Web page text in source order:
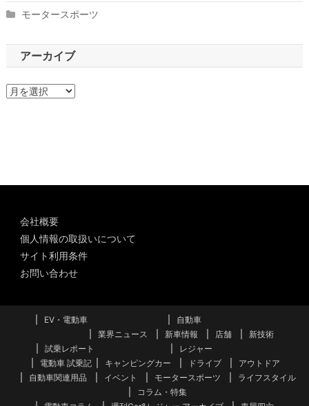
モータースポーツ
アーカイブ
ア
会社概要
個人情報の取扱いについて
サイト利用条件
お問い合わせ
EV・電動車
自動車
業界ニュース
新車情報 店舗
新技術
試乗レポート
電動車 試乗記
レジャー
キャンピングカー
ドライブ
アウトドア
自動車関連用品
イベント モータースポーツ
ライフスタイル
コラム・特集